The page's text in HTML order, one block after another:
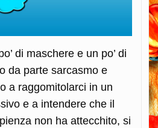
di maschere e un po’ di
da parte sarcasmo e
a raggomitolarci in un
e a intendere che il
non ha attecchito, si